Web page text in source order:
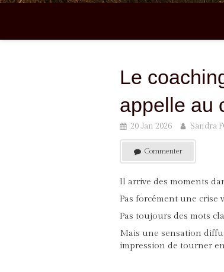
Le
appelle au
20 Jan 2026 Sandra
Commenter
Il arrive des moments
Pas forcément une crise
Pas toujours des mots
Mais une sensation
impression de tourner